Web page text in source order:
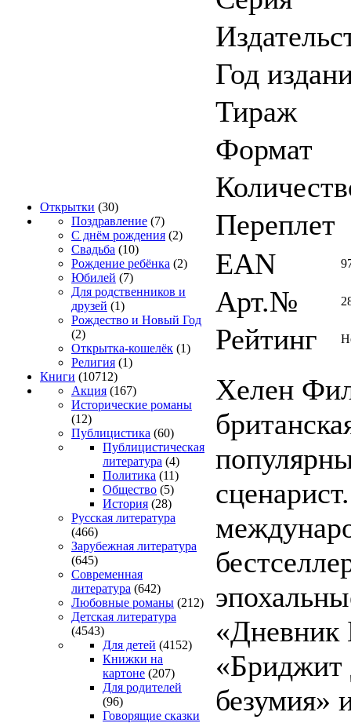
Открытки (30)
Поздравление (7)
С днём рождения (2)
Свадьба (10)
Рождение ребёнка (2)
Юбилей (7)
Для родственников и
друзей (1)
Рождество и Новый Год
(2)
Открытка-кошелёк (1)
Религия (1)
Книги (10712)
Акция (167)
Исторические романы
(12)
Публицистика (60)
Публицистическая
литература (4)
Политика (11)
Общество (5)
История (28)
Русская литература
(466)
Зарубежная литература
(645)
Современная
литература (642)
Любовные романы (212)
Детская литература
(4543)
Для детей (4152)
Книжки на
картоне (207)
Для родителей
(96)
Говорящие сказки
Год
Тираж
Формат
Переплет
EAN
Арт.№
Рейтинг
Хелен
безумия»